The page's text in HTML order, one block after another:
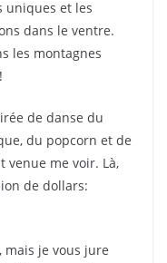
uniques et les
dans le ventre.
les montagnes
de danse du
du popcorn et de
venue me voir. Là,
de dollars:
mais je vous jure